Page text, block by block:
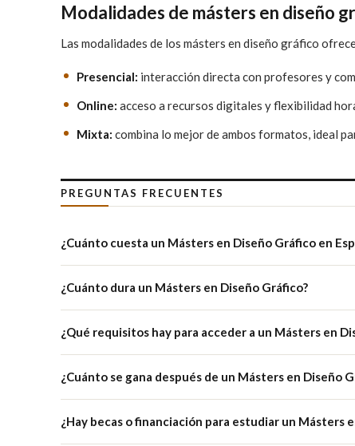
Modalidades de másters en diseño
Las modalidades de los másters en diseño gráfico
Presencial: interacción directa con profesores y
Online: acceso a recursos digitales y flexibilidad
Mixta: combina lo mejor de ambos formatos, ideal
PREGUNTAS FRECUENTES
¿Cuánto cuesta un Másters en Diseño Gráfico en
¿Cuánto dura un Másters en Diseño Gráfico?
¿Qué requisitos hay para acceder a un Másters en
¿Cuánto se gana después de un Másters en Diseño
¿Hay becas o financiación para estudiar un Másters